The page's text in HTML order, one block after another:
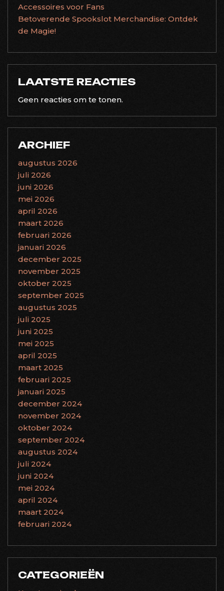
Accessoires voor Fans
Betoverende Spookslot Merchandise: Ontdek
de Magie!
LAATSTE REACTIES
Geen reacties om te tonen.
ARCHIEF
augustus 2026
juli 2026
juni 2026
mei 2026
april 2026
maart 2026
februari 2026
januari 2026
december 2025
november 2025
oktober 2025
september 2025
augustus 2025
juli 2025
juni 2025
mei 2025
april 2025
maart 2025
februari 2025
januari 2025
december 2024
november 2024
oktober 2024
september 2024
augustus 2024
juli 2024
juni 2024
mei 2024
april 2024
maart 2024
februari 2024
CATEGORIEËN